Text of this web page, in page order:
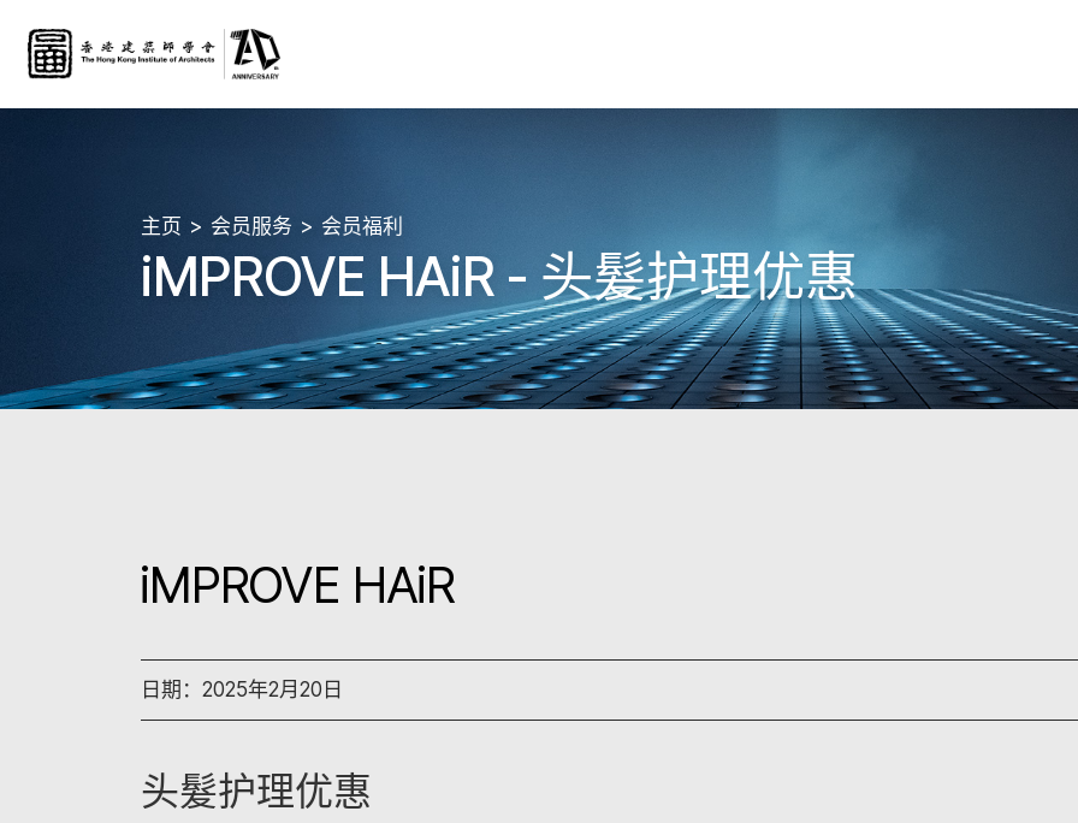
主页 会员服务 会员福利
iMPROVE HAiR - 头髮护理优惠
iMPROVE HAiR
日期：2025年2月20日
头髮护理优惠